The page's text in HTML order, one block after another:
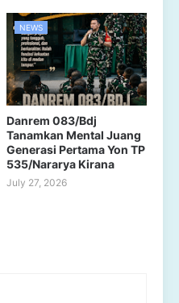
NEWS
Danrem 083/Bdj
Tanamkan Mental Juang
Generasi Pertama Yon TP
535/Nararya Kirana
July 27, 2026